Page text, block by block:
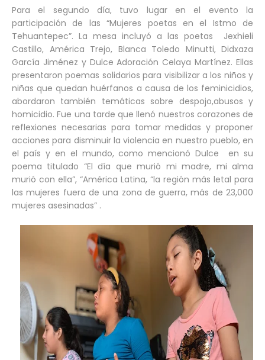
Para el segundo día, tuvo lugar en el evento la
participación de las “Mujeres poetas en el Istmo de
Tehuantepec”. La mesa incluyó a las poetas Jexhieli
Castillo, América Trejo, Blanca Toledo Minutti, Didxaza
García Jiménez y Dulce Adoración Celaya Martínez. Ellas
presentaron poemas solidarios para visibilizar a los niños y
niñas que quedan huérfanos a causa de los feminicidios,
abordaron también temáticas sobre despojo,abusos y
homicidio. Fue una tarde que llenó nuestros corazones de
reflexiones necesarias para tomar medidas y proponer
acciones para disminuir la violencia en nuestro pueblo, en
el país y en el mundo, como mencionó Dulce en su
poema titulado “El día que murió mi madre, mi alma
murió con ella”, “América Latina, “la región más letal para
las mujeres fuera de una zona de guerra, más de 23,000
mujeres asesinadas” .